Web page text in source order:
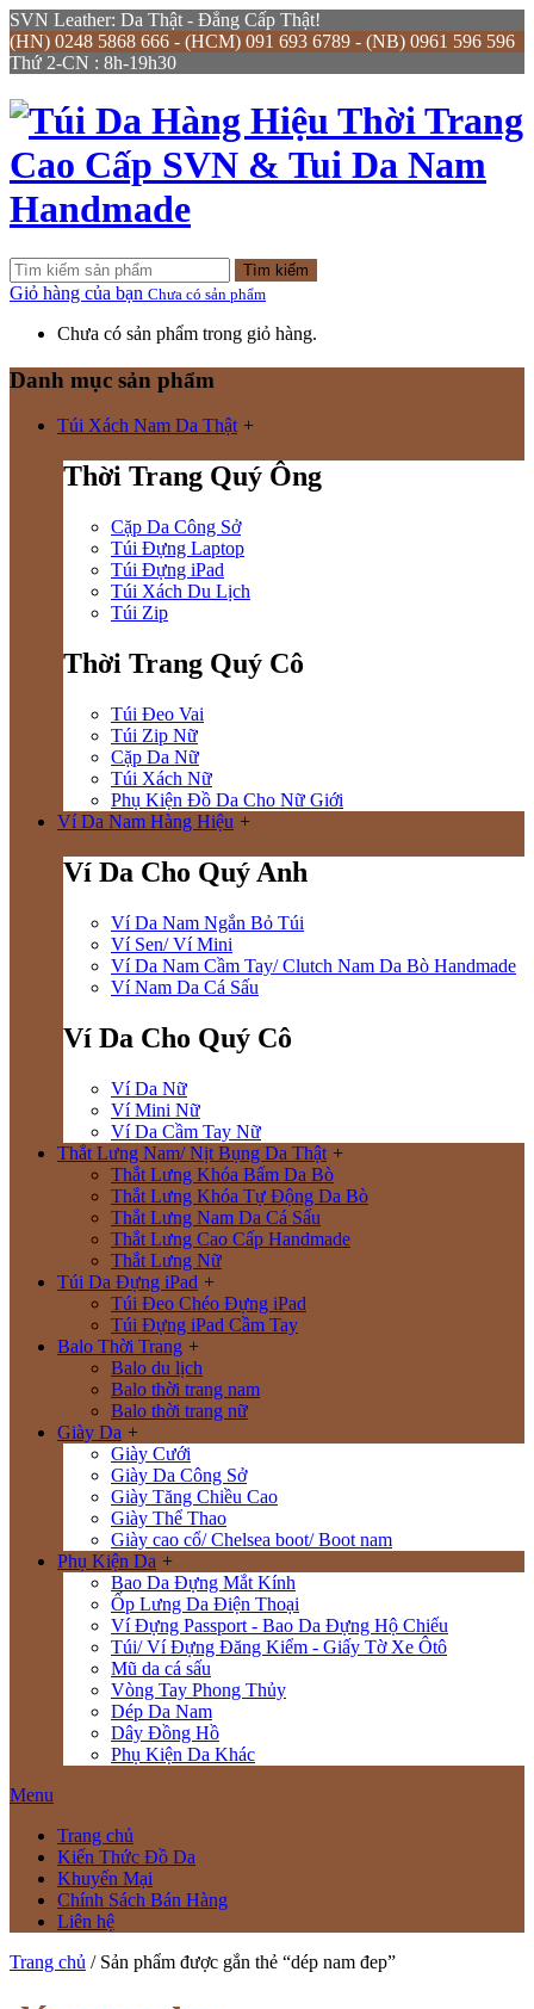
SVN Leather: Da Thật - Đẳng Cấp Thật!
(HN) 0248 5868 666 - (HCM) 091 693 6789 - (NB) 0961 596 596
Thứ 2-CN : 8h-19h30
Tìm kiếm
Giỏ hàng của bạn Chưa có sản phẩm
Chưa có sản phẩm trong giỏ hàng.
Danh mục sản phẩm
Túi Xách Nam Da Thật +
Thời Trang Quý Ông
Cặp Da Công Sở
Túi Đựng Laptop
Túi Đựng iPad
Túi Xách Du Lịch
Túi Zip
Thời Trang Quý Cô
Túi Đeo Vai
Túi Zip Nữ
Cặp Da Nữ
Túi Xách Nữ
Phụ Kiện Đồ Da Cho Nữ Giới
Ví Da Nam Hàng Hiệu +
Ví Da Cho Quý Anh
Ví Da Nam Ngắn Bỏ Túi
Ví Sen/ Ví Mini
Ví Da Nam Cầm Tay/ Clutch Nam Da Bò Handmade
Ví Nam Da Cá Sấu
Ví Da Cho Quý Cô
Ví Da Nữ
Ví Mini Nữ
Ví Da Cầm Tay Nữ
Thắt Lưng Nam/ Nịt Bụng Da Thật +
Thắt Lưng Khóa Bấm Da Bò
Thắt Lưng Khóa Tự Động Da Bò
Thắt Lưng Nam Da Cá Sấu
Thắt Lưng Cao Cấp Handmade
Thắt Lưng Nữ
Túi Da Đựng iPad +
Túi Đeo Chéo Đựng iPad
Túi Đựng iPad Cầm Tay
Balo Thời Trang +
Balo du lịch
Balo thời trang nam
Balo thời trang nữ
Giày Da +
Giày Cưới
Giày Da Công Sở
Giày Tăng Chiều Cao
Giày Thể Thao
Giày cao cổ/ Chelsea boot/ Boot nam
Phụ Kiện Da +
Bao Da Đựng Mắt Kính
Ốp Lưng Da Điện Thoại
Ví Đựng Passport - Bao Da Đựng Hộ Chiếu
Túi/ Ví Đựng Đăng Kiểm - Giấy Tờ Xe Ôtô
Mũ da cá sấu
Vòng Tay Phong Thủy
Dép Da Nam
Dây Đồng Hồ
Phụ Kiện Da Khác
Menu
Trang chủ
Kiến Thức Đồ Da
Khuyến Mại
Chính Sách Bán Hàng
Liên hệ
Trang chủ / Sản phẩm được gắn thẻ “dép nam đep”